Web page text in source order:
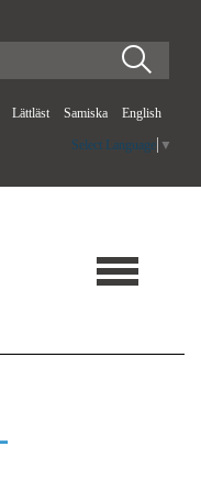
Lättläst Samiska English
Select Language ▼